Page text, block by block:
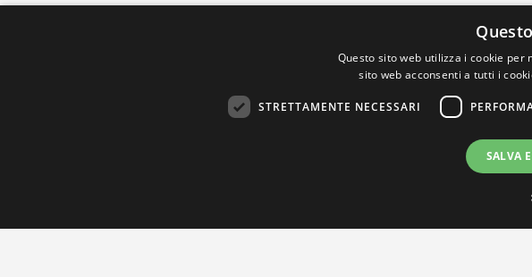
Questo sito web utilizza i cookie
sito web acconsenti a tutti i
STRETTAMENTE NECESSARI
SALVA